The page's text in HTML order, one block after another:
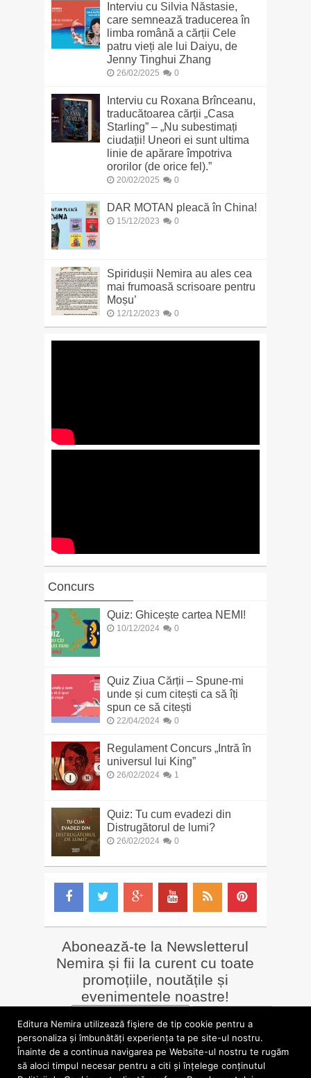
Interviu cu Silvia Năstasie,
care semnează traducerea în
limba română a cărții Cele
patru vieți ale lui Daiyu, de
Jenny Tinghui Zhang
26/02/2025 0
Interviu cu Roxana Brînceanu,
traducătoarea cărții „Casa
Starling” – „Nu subestimați
ciudații! Uneori ei sunt ultima
linie de apărare împotriva
ororilor (de orice fel).”
20/02/2025 0
DAR MOTAN pleacă în China!
15/12/2023 0
Spiridușii Nemira au ales cea
mai frumoasă scrisoare pentru
Moșu’
12/12/2023 0
Concurs
Quiz: Ghicește cartea NEMI!
10/12/2024 0
Quiz Ziua Cărții – Spune-mi
unde și cum citești ca să îți
spun ce să citești
22/04/2024 0
Regulament Concurs „Intră în
universul lui King”
26/02/2024 1
Quiz: Tu cum evadezi din
Distrugătorul de lumi?
26/02/2024 0
Abonează-te la Newsletterul
Nemira și fii la curent cu toate
promoțiile, noutățile și
evenimentele noastre!
LIBRĂRII online
» Librăria Online Nemira
Alte siteuri
»Nemira Media
Editura Nemira utilizează fişiere de tip cookie pentru a
personaliza și îmbunătăți experiența ta pe site-ul nostru.
Înainte de a continua navigarea pe Website-ul nostru te rugăm
să aloci timpul necesar pentru a citi și înțelege conținutul